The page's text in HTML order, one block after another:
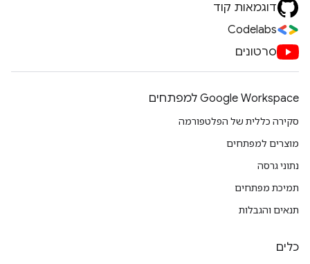
דוגמאות קוד
Codelabs
סרטונים
Google Workspace למפתחים
סקירה כללית של הפלטפורמה
מוצרים למפתחים
נתוני גרסה
תמיכת מפתחים
תנאים והגבלות
כלים